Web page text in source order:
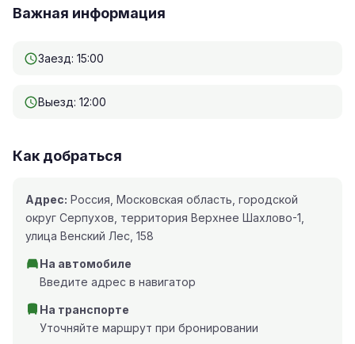
Важная информация
Заезд: 15:00
Выезд: 12:00
Как добраться
Адрес: Россия, Московская область, городской
округ Серпухов, территория Верхнее Шахлово-1,
улица Венский Лес, 158
На автомобиле
Введите адрес в навигатор
На транспорте
Уточняйте маршрут при бронировании